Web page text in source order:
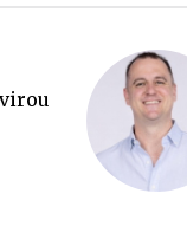
corre mais rápido
Mas quem